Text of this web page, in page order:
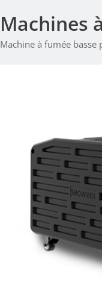
Machines
Machine à fumée basse